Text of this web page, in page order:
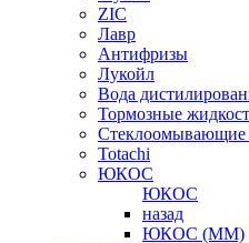
ZIC
Лавр
Антифризы
Лукойл
Вода
Тормозные
Стеклоомывающие
Totachi
ЮКОС
ЮКОС
назад
ЮКОС (ММ)